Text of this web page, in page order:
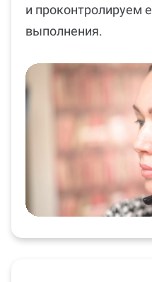
и проконтролируем
выполнения.